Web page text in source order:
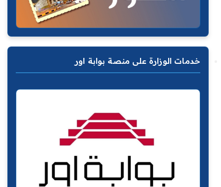
خدمات الوزارة على منصة بوابة اور